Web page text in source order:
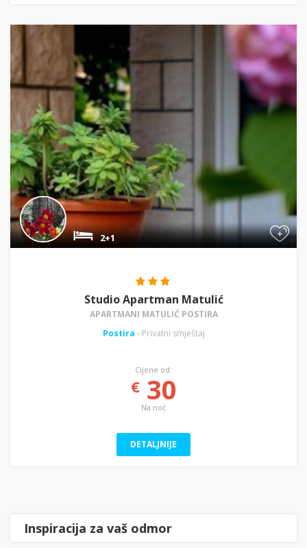
+
2+1
Studio Apartman Matulić
APARTMANI MATULIĆ POSTIRA
Postira - Privatni smještaj
Cijene od:
€30
Na noć
DETALJNIJE
Inspiracija za vaš odmor